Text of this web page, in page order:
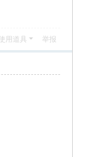
用道具 举报